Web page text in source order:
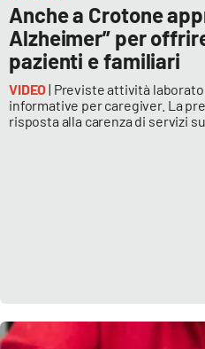
Anche a Crotone
Alzheimer” per
pazienti e familiari
VIDEO| Previste attività
informative per caregiver. La
risposta alla carenza di servizi